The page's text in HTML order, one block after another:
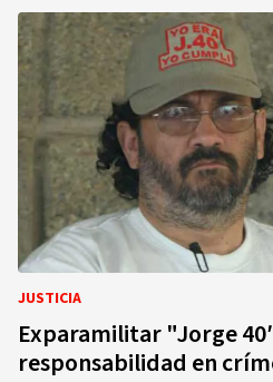
JUSTICIA
Exparamilitar "Jorge
responsabilidad en